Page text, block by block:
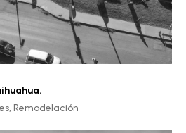
Remodelación